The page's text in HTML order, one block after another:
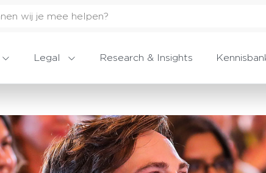
Legal Research & Insights